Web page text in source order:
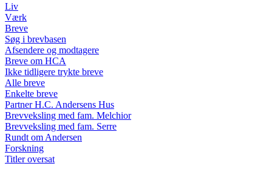
Liv
Værk
Breve
Søg i brevbasen
Afsendere og modtagere
Breve om HCA
Ikke tidligere trykte breve
Alle breve
Enkelte breve
Partner H.C. Andersens Hus
Brevveksling med fam. Melchior
Brevveksling med fam. Serre
Rundt om Andersen
Forskning
Titler oversat